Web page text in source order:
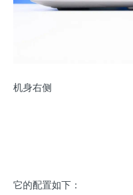
机身右侧
它的配置如下：